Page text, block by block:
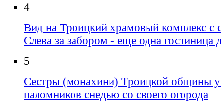
4
Вид на Троицкий храмовый комплекс с
Слева за забором - еще одна гостиница
5
Сестры (монахини) Троицкой общины
паломников снедью со своего огорода